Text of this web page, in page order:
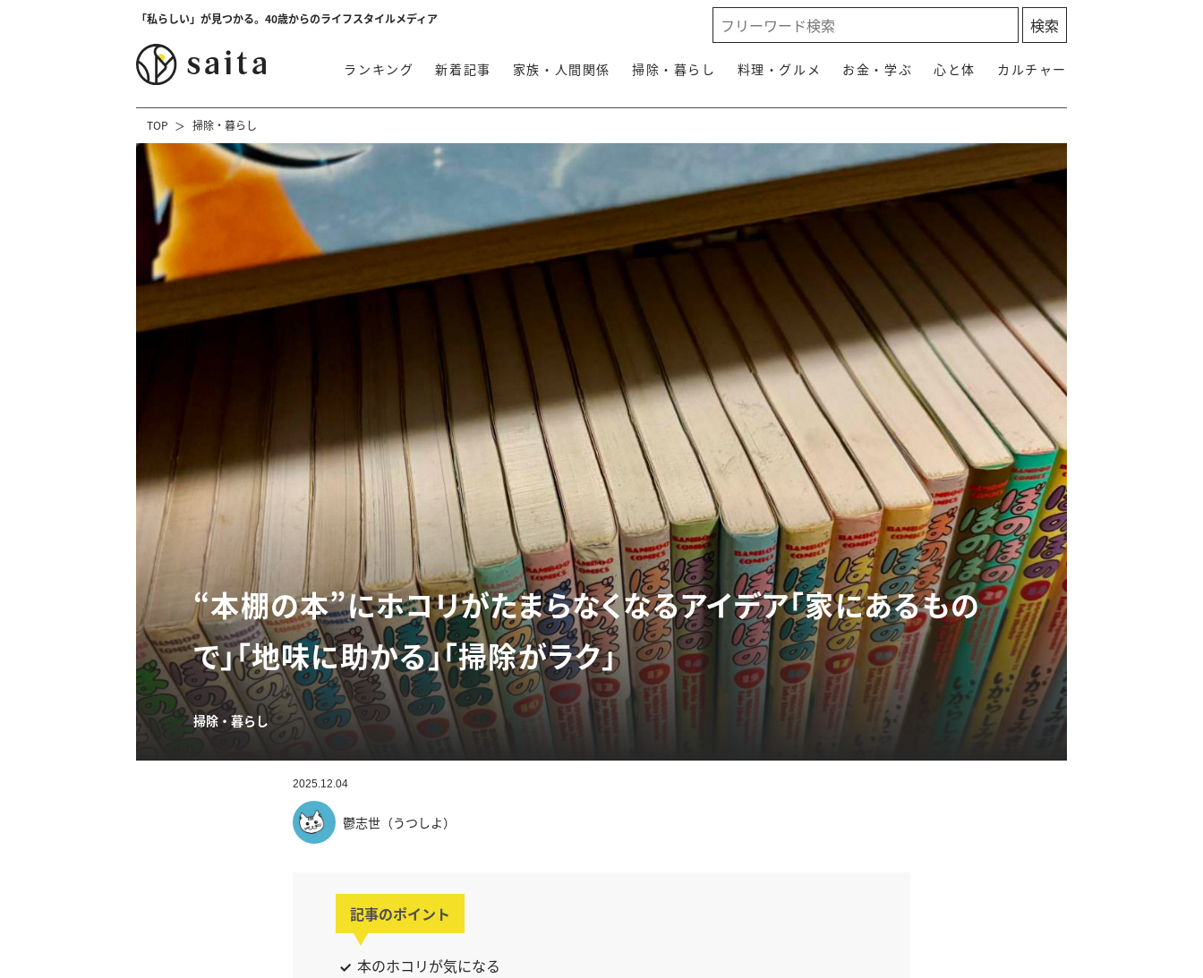
「私らしい」が見つかる。40歳からのライフスタイルメディア
ランキング 新着記事 家族・人間関係 掃除・暮らし 料理・グルメ お金・学ぶ 心と体 カルチャー
TOP 掃除・暮らし
“本棚の本”にホコリがたまらなくなるアイデア「家にあるもの
で」「地味に助かる」「掃除がラク」
掃除・暮らし
2025.12.04
鬱志世（うつしよ）
記事のポイント
本のホコリが気になる